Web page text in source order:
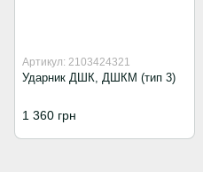
Артикул: 2103424321
Ударник ДШК, ДШКМ (тип 3)
1 360 грн